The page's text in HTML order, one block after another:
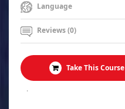
Language
Reviews (0)
Take This Course
.